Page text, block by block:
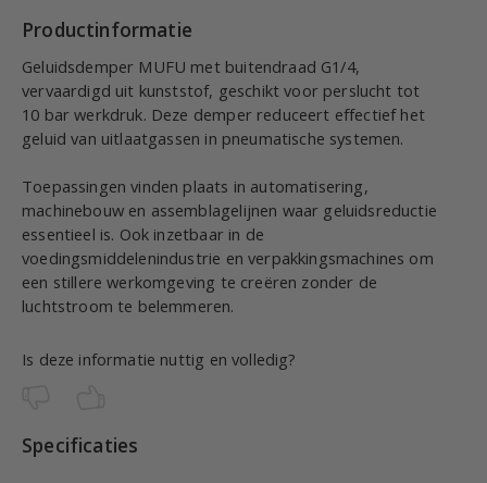
Productinformatie
Geluidsdemper MUFU met buitendraad G1/4,
vervaardigd uit kunststof, geschikt voor perslucht tot
10 bar werkdruk. Deze demper reduceert effectief het
geluid van uitlaatgassen in pneumatische systemen.
Toepassingen vinden plaats in automatisering,
machinebouw en assemblagelijnen waar geluidsreductie
essentieel is. Ook inzetbaar in de
voedingsmiddelenindustrie en verpakkingsmachines om
een stillere werkomgeving te creëren zonder de
luchtstroom te belemmeren.
Is deze informatie nuttig en volledig?
Specificaties